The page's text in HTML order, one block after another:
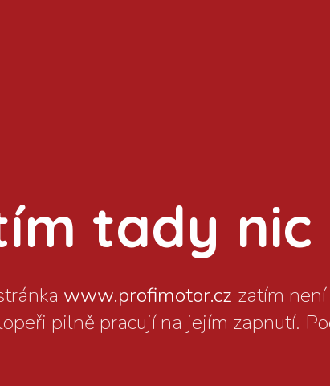
tady nic
www.profimotor.cz